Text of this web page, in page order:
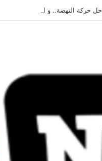
حل حركة النهضة.. و احكام قضائية في قيادات